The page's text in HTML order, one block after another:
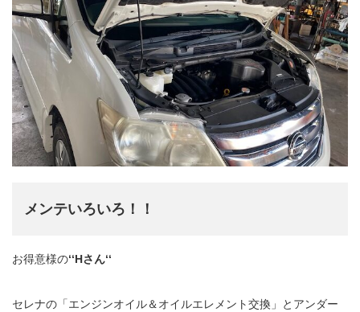
メンテいろいろ！！
お得意様の‘‘Hさん‘‘
セレナの「エンジンオイル＆オイルエレメント交換」とアンダー